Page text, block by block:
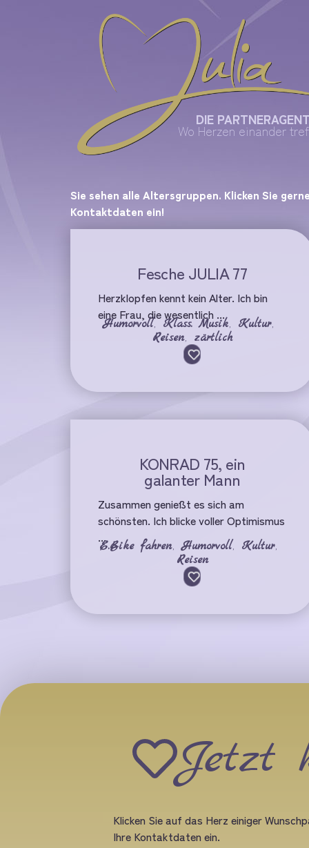
Wo Herzen einander
DIE
Sie sehen alle Altersgruppen. Klicken Sie
Kontaktdaten ein!
Fesche JULIA 77
Herzklopfen kennt kein Alter. Ich bin
eine Frau, die wesentlich ...
Humorvoll,Klass. Musik, Kultur,
Reisen, zärtlich
KONRAD 75, ein
galanter Mann
Zusammen genießt es sich am
schönsten. Ich blicke voller Optimismus
...
E.Bike fahren,Humorvoll, Kultur,
Reisen
Jetzt
Klicken Sie auf das Herz einiger
Ihre Kontaktdaten ein.